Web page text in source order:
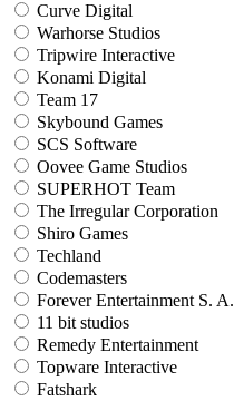
Curve Digital
Warhorse Studios
Tripwire Interactive
Konami Digital
Team 17
Skybound Games
SCS Software
Oovee Game Studios
SUPERHOT Team
The Irregular Corporation
Shiro Games
Techland
Codemasters
Forever Entertainment S. A.
11 bit studios
Remedy Entertainment
Topware Interactive
Fatshark